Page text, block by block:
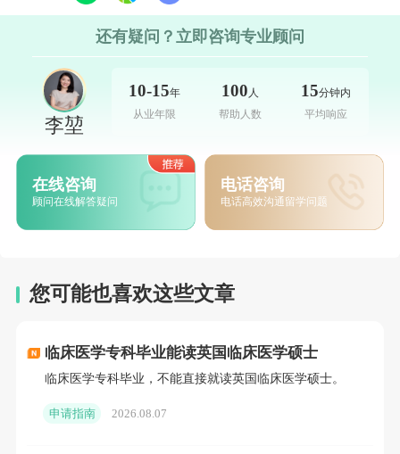
年延长至10年。不过，科研人才、投资移民
等特定群体仍保留5年申请资格。
政策调整下的申请策略
面对这些政策变化，计划留英的学生可以考虑
以下策略：
关注政策窗口期
：利用新政落地前的缓冲
优化专业选择：可以优先考虑STEM、医
不仅人才需求大，而且在移民路径上可能享
有一定的政策倾斜。
提升综合竞争力：更高的语言与技能门槛意
还有疑问？立即咨询专业顾问
李堃
10-15年
从业年限
100 人
帮助人数
15分钟内
平均响应
在线咨询
顾问在线解答疑问
电话咨询
电话高效沟通留学问题
您可能也喜欢这些文章
临床医学专科毕业能读英国临床医学硕士
临床医学专科毕业，不能直接就读英国临床医学硕士。
申请指南 2026.08.07